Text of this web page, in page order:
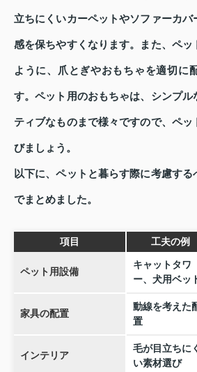
立ちにくいカーペットやソファーカ
感を保ちやすくなります。また、ペッ
ように、爪とぎやおもちゃを適切に
す。ペット用のおもちゃは、シンプル
ティブなものまで様々ですので、ペッ
びましょう。
以下に、ペットと暮らす際に考慮す
でまとめました。
項目 工夫の例
ペット用設備
キャットタワ
ー、犬用ベッ
家具の配置
動線を考えた
置
インテリア
毛が目立ちに
い素材選び